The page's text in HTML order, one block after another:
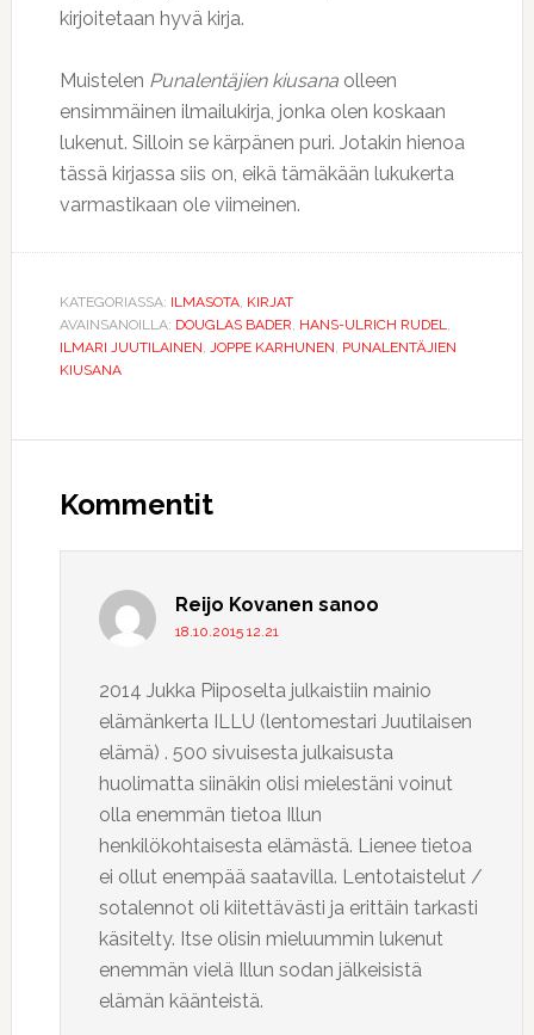
kirjoitetaan hyvä kirja.
Muistelen Punalentäjien kiusanaolleen
ensimmäinen ilmailukirja, jonka olen koskaan
lukenut. Silloin se kärpänen puri. Jotakin hienoa
tässä kirjassa siis on, eikä tämäkään lukukerta
varmastikaan ole viimeinen.
KATEGORIASSA: ILMASOTA, KIRJAT
AVAINSANOILLA: DOUGLAS BADER, HANS-ULRICH RUDEL,
ILMARI JUUTILAINEN, JOPPE KARHUNEN, PUNALENTÄJIEN
KIUSANA
vuorovaikutus
Kommentit
Reijo Kovanen sanoo
18.10.2015 12.21
2014 Jukka Piiposelta julkaistiin mainio
elämänkerta ILLU (lentomestari Juutilaisen
elämä) . 500 sivuisesta julkaisusta
huolimatta siinäkin olisi mielestäni voinut
olla enemmän tietoa Illun
henkilökohtaisesta elämästä. Lienee tietoa
ei ollut enempää saatavilla. Lentotaistelut /
sotalennot oli kiitettävästi ja erittäin tarkasti
käsitelty. Itse olisin mieluummin lukenut
enemmän vielä Illun sodan jälkeisistä
elämän käänteistä.